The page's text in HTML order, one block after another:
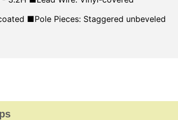
■Pole Pieces: Staggered unbeveled